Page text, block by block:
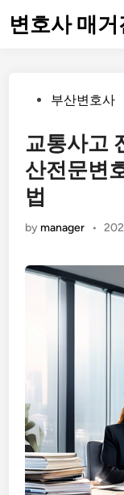
변호사 매거
Posted부산변호사
교통사고
산전문변
법
by manager •